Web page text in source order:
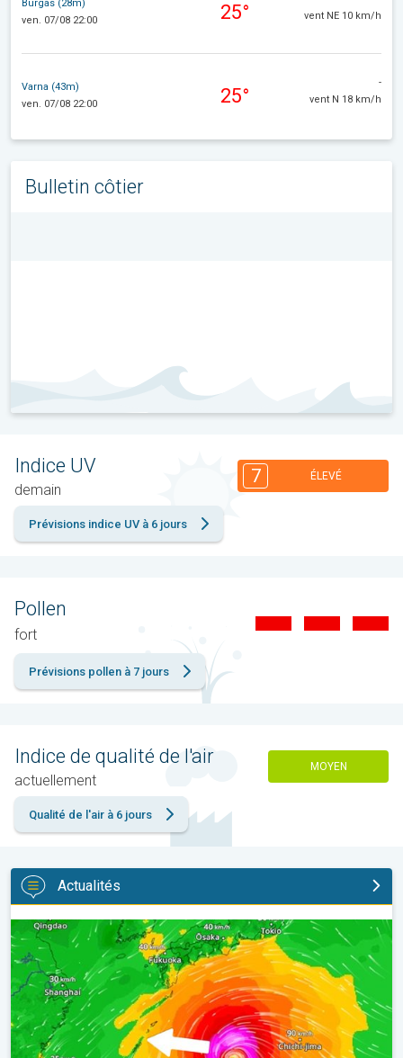
Burgas (28m)
ven. 07/08 22:00
25°
vent NE 10 km/h
Varna (43m)
ven. 07/08 22:00
25°
-
vent N 18 km/h
Bulletin côtier
Indice UV
demain
7 ÉLEVÉ
Prévisions indice UV à 6 jours
Pollen
fort
Prévisions pollen à 7 jours
Indice de qualité de l'air
actuellement
MOYEN
Qualité de l'air à 6 jours
Actualités
Le Japon prépare l'arrivée d'un typhon. Glissements de terrain.